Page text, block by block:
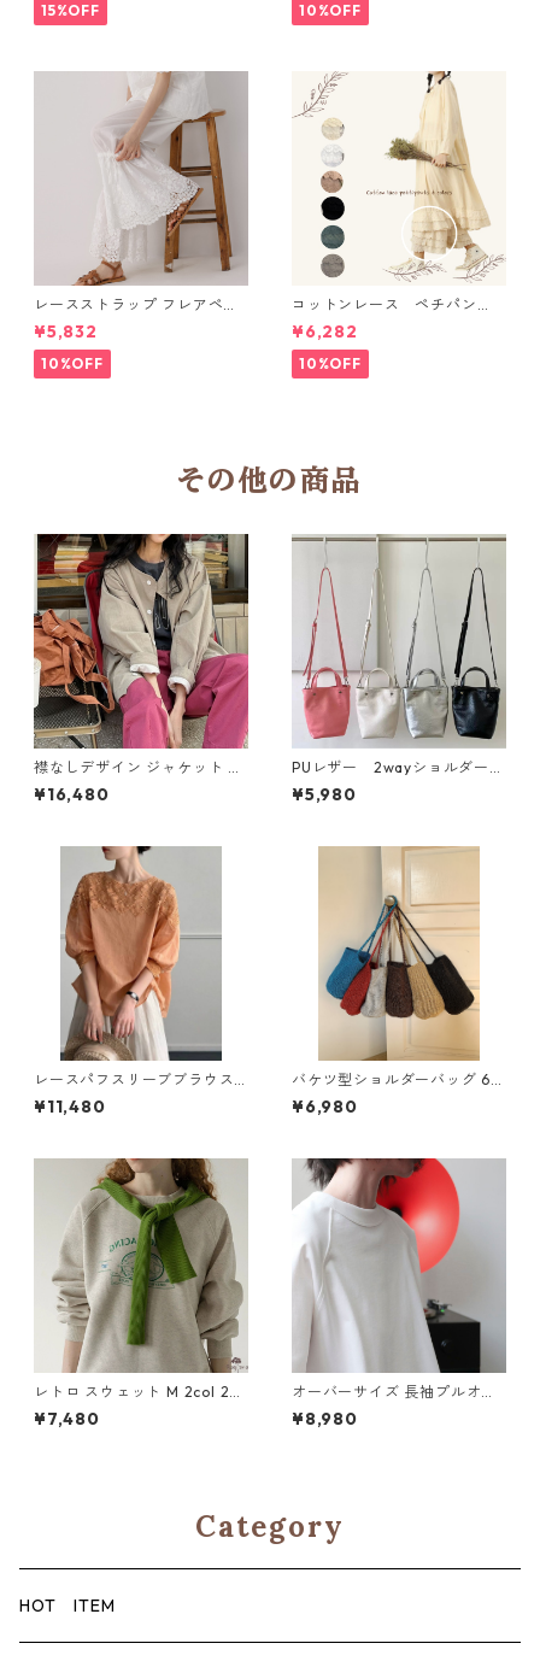
15%OFF 10%OFF
レースストラップ フレアペチ
パンツ Y 10925
¥5,832
10%OFF
コットンレース ペチパン
ツ 6 colors R2020131
¥6,282
10%OFF
その他の商品
襟なしデザイン ジャケット M
2col 250377
¥16,480
PUレザー 2wayショルダーバ
ッグ 4col Ｎ BA062
¥5,980
レースパフスリーブブラウス2
col H 260123
¥11,480
バケツ型ショルダーバッグ 6c
ol H 260109
¥6,980
レトロ スウェット M 2col 25
0439
¥7,480
オーバーサイズ 長袖プルオー
バー M 3col 250378
¥8,980
Category
HOT ITEM